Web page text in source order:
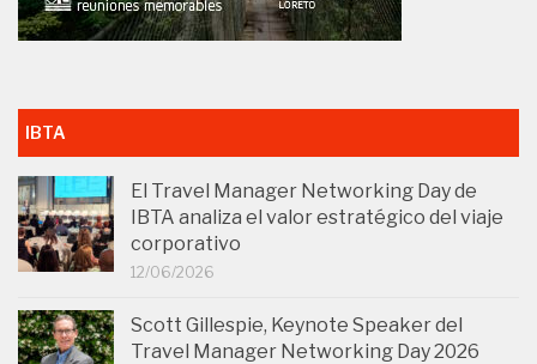
IBTA
El Travel Manager Networking Day de
IBTA analiza el valor estratégico del viaje
corporativo
12/06/2026
Scott Gillespie, Keynote Speaker del
Travel Manager Networking Day 2026